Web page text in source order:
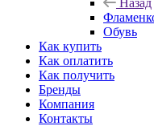
Назад
Обувь
Как купить
Как оплатить
Как получить
Бренды
Компания
Контакты